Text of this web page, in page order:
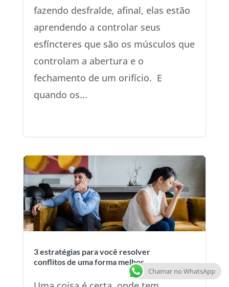
fazendo desfralde, afinal, elas estão
aprendendo a controlar seus
esfíncteres que são os músculos que
controlam a abertura e o
fechamento de um orifício. E
quando os...
3 estratégias para você resolver
conflitos de uma forma melhor
Chamar no WhatsApp